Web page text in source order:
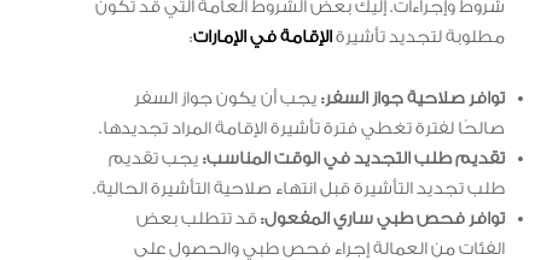
شروط وإجراءات. إليك بعض الشروط العامة التي قد تكون
مطلوبة لتجديد تأشيرة الإقامة في الإمارات:
توافر صلاحية جواز السفر: يجب أن يكون جواز السفر
صالحًا لفترة تغطي فترة تأشيرة الإقامة المراد تجديدها.
تقديم طلب التجديد في الوقت المناسب: يجب تقديم
طلب تجديد التأشيرة قبل انتهاء صلاحية التأشيرة الحالية.
توافر فحص طبي ساري المفعول:قد تتطلب بعض
الفئات من العمالة إجراء فحص طبي والحصول على